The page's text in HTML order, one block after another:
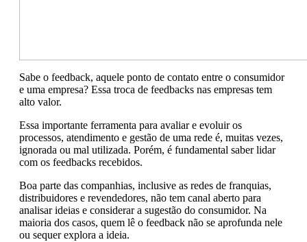
Sabe o feedback, aquele ponto de contato entre o consumidor
e uma empresa? Essa troca de feedbacks nas empresas tem
alto valor.
Essa importante ferramenta para avaliar e evoluir os
processos, atendimento e gestão de uma rede é, muitas vezes,
ignorada ou mal utilizada. Porém, é fundamental saber lidar
com os feedbacks recebidos.
Boa parte das companhias, inclusive as redes de franquias,
distribuidores e revendedores, não tem canal aberto para
analisar ideias e considerar a sugestão do consumidor. Na
maioria dos casos, quem lê o feedback não se aprofunda nele
ou sequer explora a ideia.